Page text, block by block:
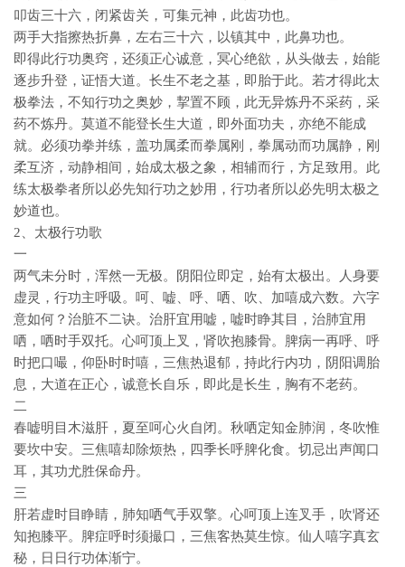
叩齿三十六，闭紧齿关，可集元神，此齿功也。
两手大指擦热折鼻，左右三十六，以镇其中，此鼻功也。
即得此行功奥窍，还须正心诚意，冥心绝欲，从头做去，始能
逐步升登，证悟大道。长生不老之基，即胎于此。若才得此太
极拳法，不知行功之奥妙，挈置不顾，此无异炼丹不采药，采
药不炼丹。莫道不能登长生大道，即外面功夫，亦绝不能成
就。必须功拳并练，盖功属柔而拳属刚，拳属动而功属静，刚
柔互济，动静相间，始成太极之象，相辅而行，方足致用。此
练太极拳者所以必先知行功之妙用，行功者所以必先明太极之
妙道也。
2、太极行功歌
一
两气未分时，浑然一无极。阴阳位即定，始有太极出。人身要
虚灵，行功主呼吸。呵、嘘、呼、哂、吹、加嘻成六数。六字
意如何？治脏不二诀。治肝宜用嘘，嘘时睁其目，治肺宜用
哂，哂时手双托。心呵顶上叉，肾吹抱膝骨。脾病一再呼、呼
时把口嘬，仰卧时时嘻，三焦热退郁，持此行内功，阴阳调胎
息，大道在正心，诚意长自乐，即此是长生，胸有不老药。
二
春嘘明目木滋肝，夏至呵心火自闭。秋哂定知金肺润，冬吹惟
要坎中安。三焦嘻却除烦热，四季长呼脾化食。切忌出声闻口
耳，其功尤胜保命丹。
三
肝若虚时目睁睛，肺知哂气手双擎。心呵顶上连叉手，吹肾还
知抱膝平。脾症呼时须撮口，三焦客热莫生惊。仙人嘻字真玄
秘，日日行功体渐宁。